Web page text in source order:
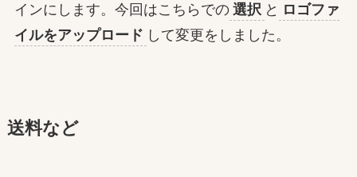
インにします。今回はこちらでの 選択 と ロゴファ
イルをアップロード して変更をしました。
送料など